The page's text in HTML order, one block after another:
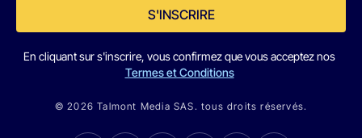
S'INSCRIRE
En cliquant sur s'inscrire, vous confirmez que vous acceptez nos
Termes et Conditions
© 2026 Talmont Media SAS. tous droits réservés.